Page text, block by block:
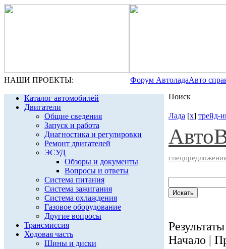
НАШИ ПРОЕКТЫ: Форум АвтоладаАвто
Каталог автомобилей
Двигатели
Общие сведения
Запуск и работа
Диагностика и регулировки
Ремонт двигателей
ЭСУД
Обзоры и документы
Вопросы и ответы
Система питания
Система зажигания
Система охлаждения
Газовое оборудование
Другие вопросы
Трансмиссия
Ходовая часть
Шины и диски
Поиск
Лада [x] трейд-
Начало |